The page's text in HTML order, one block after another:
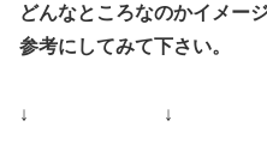
どんなところなのかイメー
参考にしてみて下さい。
↓ ↓